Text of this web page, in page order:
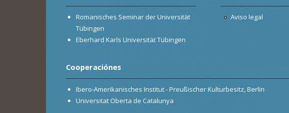
Romanisches Seminar der Universität
Tübingen
Eberhard Karls Universität Tübingen
Aviso legal
Cooperaciónes
Ibero-Amerikanisches Institut - Preußischer Kulturbesitz, Berlin
Universitat Oberta de Catalunya